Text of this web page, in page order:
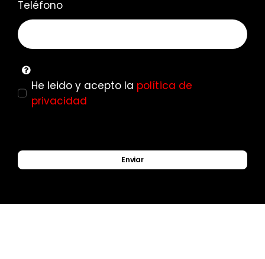
Teléfono
He leido y acepto la política de
privacidad
Enviar